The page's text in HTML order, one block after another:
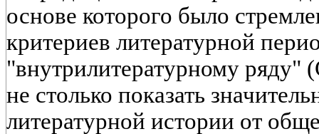
основе которого было
критериев литературной
"внутрилитературному ряду"
не столько показать
литературной истории от